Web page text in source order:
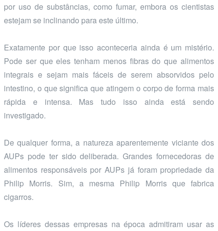
por uso de substâncias, como fumar, embora os cientistas
estejam se inclinando para este último.
Exatamente por que isso aconteceria ainda é um mistério.
Pode ser que eles tenham menos fibras do que alimentos
integrais e sejam mais fáceis de serem absorvidos pelo
intestino, o que significa que atingem o corpo de forma mais
rápida e intensa. Mas tudo isso ainda está sendo
investigado.
De qualquer forma, a natureza aparentemente viciante dos
AUPs pode ter sido deliberada. Grandes fornecedoras de
alimentos responsáveis por AUPs já foram propriedade da
Philip Morris. Sim, a mesma Philip Morris que fabrica
cigarros.
Os líderes dessas empresas na época admitiram usar as